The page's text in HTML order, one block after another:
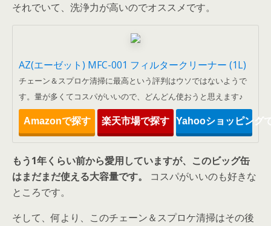
それでいて、洗浄力が高いのでオススメです。
AZ(エーゼット) MFC-001 フィルタークリーナー (1L)
チェーン＆スプロケ清掃に最高という評判はウソではないようで
す。量が多くてコスパがいいので、どんどん使おうと思えます♪
Amazonで探す 楽天市場で探す Yahooショッピング
もう1年くらい前から愛用していますが、このビッグ缶
はまだまだ使える大容量です。
コスパがいいのも好きな
ところです。
そして、何より、このチェーン＆スプロケ清掃はその後